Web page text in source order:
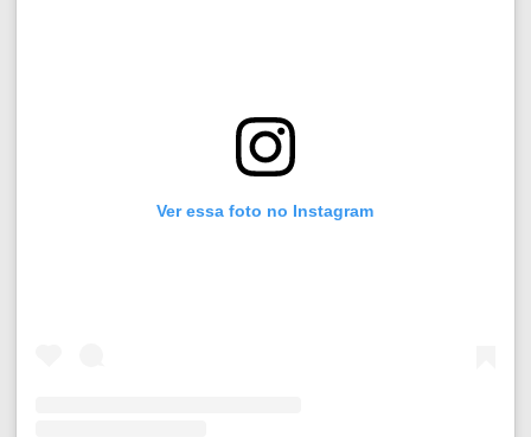
Ver essa foto no Instagram